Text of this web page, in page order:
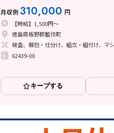
月収例 310,000 円
【時給】1,500円～
徳島県板野郡藍住町
62439-00
キープする